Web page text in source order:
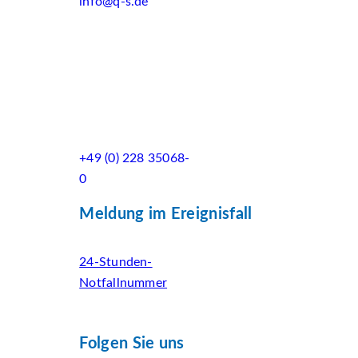
+49 (0) 228 35068-
0
Meldung im Ereignisfall
24-Stunden-
Notfallnummer
Folgen Sie uns